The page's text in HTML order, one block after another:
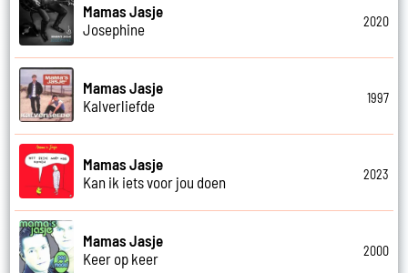
Mamas Jasje
Josephine
2020
Mamas Jasje
Kalverliefde
1997
Mamas Jasje
Kan ik iets voor jou doen
2023
Mamas Jasje
Keer op keer
2000